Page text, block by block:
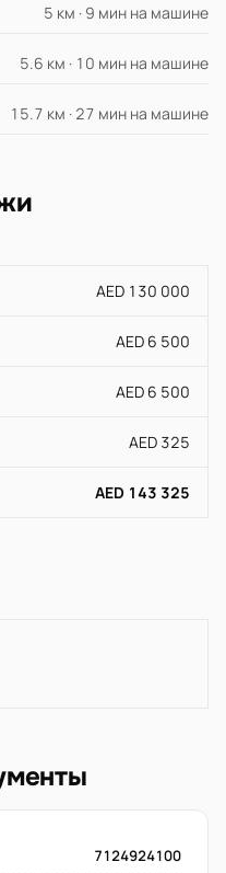
5 км · 9 мин на машине
5.6 км · 10 мин на машине
15.7 км · 27 мин на машине
AED 130 000
AED 6 500
AED 6 500
AED 325
AED 143 325
7124924100